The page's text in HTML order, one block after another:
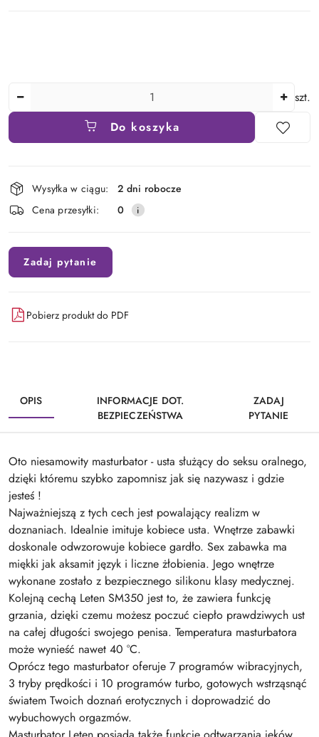
szt.
Do koszyka
Dostępność
i
dostawa
Wysyłka w ciągu:
2 dni robocze
Cena przesyłki:
0
Zadaj pytanie
Pobierz produkt do PDF
OPIS
INFORMACJE DOT.
BEZPIECZEŃSTWA
ZADAJ
PYTANIE
Oto niesamowity masturbator - usta służący do seksu oralnego,
dzięki któremu szybko zapomnisz jak się nazywasz i gdzie
jesteś !
Najważniejszą z tych cech jest powalający realizm w
doznaniach. Idealnie imituje kobiece usta. Wnętrze zabawki
doskonale odwzorowuje kobiece gardło. Sex zabawka ma
miękki jak aksamit język i liczne żłobienia. Jego wnętrze
wykonane zostało z bezpiecznego silikonu klasy medycznej.
Kolejną cechą Leten SM350 jest to, że zawiera funkcję
grzania, dzięki czemu możesz poczuć ciepło prawdziwych ust
na całej długości swojego penisa. Temperatura masturbatora
może wynieść nawet 40 °C.
Oprócz tego masturbator oferuje 7 programów wibracyjnych,
3 tryby prędkości i 10 programów turbo, gotowych wstrząsnąć
światem Twoich doznań erotycznych i doprowadzić do
wybuchowych orgazmów.